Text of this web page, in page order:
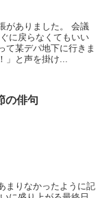
がありました。 会議
に戻らなくてもいい
て某デパ地下に行きま
」と声を掛け...
の俳句
まりなかったように記